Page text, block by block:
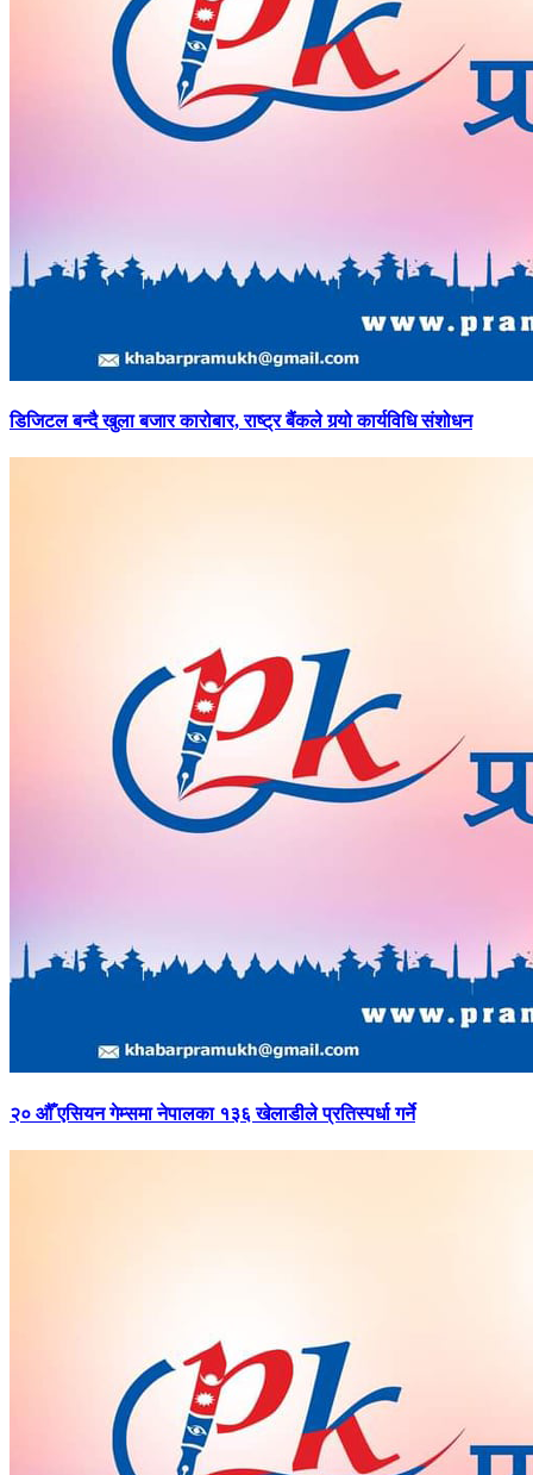
डिजिटलबन्दै खुला बजार कारोबार, राष्ट्र बैंकले गर्‍यो कार्यविधि संशोधन
२० औँ एसियन गेम्समा नेपालका १३६ खेलाडीले प्रतिस्पर्धा गर्ने